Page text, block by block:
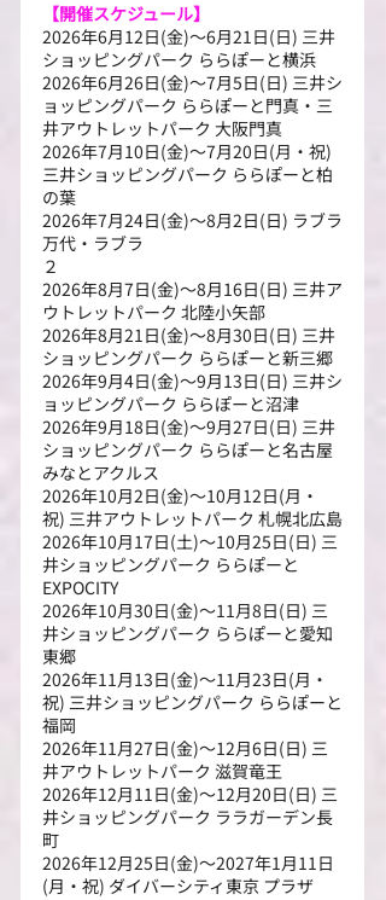
【開催スケジュール】
2026年6月12日(金)～6月21日(日) 三井
ショッピングパーク ららぽーと横浜
2026年6月26日(金)～7月5日(日) 三井シ
ョッピングパーク ららぽーと門真・三
井アウトレットパーク 大阪門真
2026年7月10日(金)～7月20日(月・祝)
三井ショッピングパーク ららぽーと柏
の葉
2026年7月24日(金)～8月2日(日) ラブラ
万代・ラブラ
２
2026年8月7日(金)～8月16日(日) 三井ア
ウトレットパーク 北陸小矢部
2026年8月21日(金)～8月30日(日) 三井
ショッピングパーク ららぽーと新三郷
2026年9月4日(金)～9月13日(日) 三井シ
ョッピングパーク ららぽーと沼津
2026年9月18日(金)～9月27日(日) 三井
ショッピングパーク ららぽーと名古屋
みなとアクルス
2026年10月2日(金)～10月12日(月・
祝) 三井アウトレットパーク 札幌北広島
2026年10月17日(土)～10月25日(日) 三
井ショッピングパーク ららぽーと
EXPOCITY
2026年10月30日(金)～11月8日(日) 三
井ショッピングパーク ららぽーと愛知
東郷
2026年11月13日(金)～11月23日(月・
祝) 三井ショッピングパーク ららぽーと
福岡
2026年11月27日(金)～12月6日(日) 三
井アウトレットパーク 滋賀竜王
2026年12月11日(金)～12月20日(日) 三
井ショッピングパーク ララガーデン長
町
2026年12月25日(金)～2027年1月11日
(月・祝) ダイバーシティ東京 プラザ